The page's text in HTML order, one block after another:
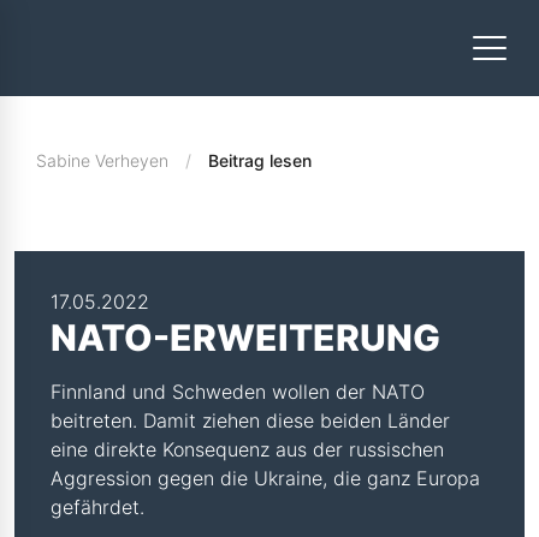
Sabine Verheyen Beitrag lesen
17.05.2022
NATO-ERWEITERUNG
Finnland und Schweden wollen der NATO
beitreten. Damit ziehen diese beiden Länder
eine direkte Konsequenz aus der russischen
Aggression gegen die Ukraine, die ganz Europa
gefährdet.